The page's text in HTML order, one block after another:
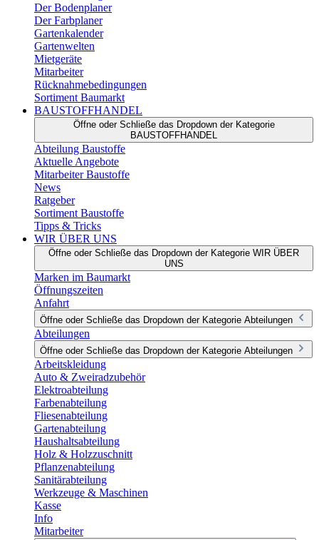
Der Bodenplaner
Der Farbplaner
Gartenkalender
Gartenwelten
Mietgeräte
Mitarbeiter
Rücknahmebedingungen
Sortiment Baumarkt
BAUSTOFFHANDEL
Öffne oder Schließe das Dropdown der Kategorie
BAUSTOFFHANDEL
Abteilung Baustoffe
Aktuelle Angebote
Mitarbeiter Baustoffe
News
Ratgeber
Sortiment Baustoffe
Tipps & Tricks
WIR ÜBER UNS
Öffne oder Schließe das Dropdown der Kategorie WIR ÜBER
UNS
Marken im Baumarkt
Öffnungszeiten
Anfahrt
Öffne oder Schließe das Dropdown der Kategorie Abteilungen
Abteilungen
Öffne oder Schließe das Dropdown der Kategorie Abteilungen
Arbeitskleidung
Auto & Zweiradzubehör
Elektroabteilung
Farbenabteilung
Fliesenabteilung
Gartenabteilung
Haushaltsabteilung
Holz & Holzzuschnitt
Pflanzenabteilung
Sanitärabteilung
Werkzeuge & Maschinen
Kasse
Info
Mitarbeiter